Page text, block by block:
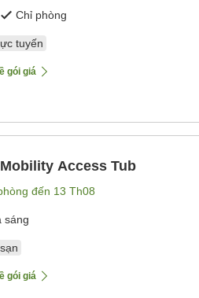
Chỉ phòng
tuyến
gói giá
Access Tub
đến 13 Th08
sáng
gói giá